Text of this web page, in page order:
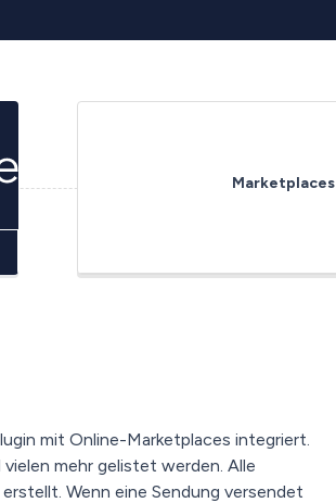
Marketplaces
mit Online-Marketplaces integriert.
mehr gelistet werden. Alle
Wenn eine Sendung versendet